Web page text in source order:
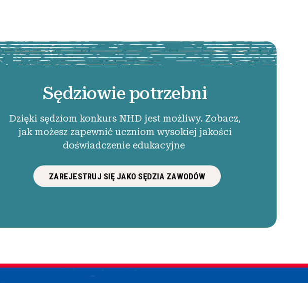
Sędziowie potrzebni
Dzięki sędziom konkurs NHD jest możliwy. Zobacz,
jak możesz zapewnić uczniom wysokiej jakości
doświadczenie edukacyjne
ZAREJESTRUJ SIĘ JAKO SĘDZIA ZAWODÓW